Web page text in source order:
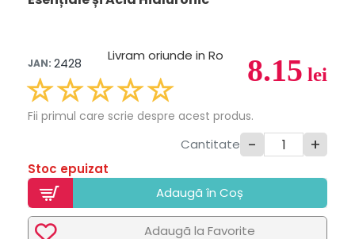
8.15 lei
JAN: 2428 Livram oriunde in Ro
Fii primul care scrie despre acest produs.
Cantitate - +
Stoc epuizat
Adaugã în Coș
Adaugã la Favorite